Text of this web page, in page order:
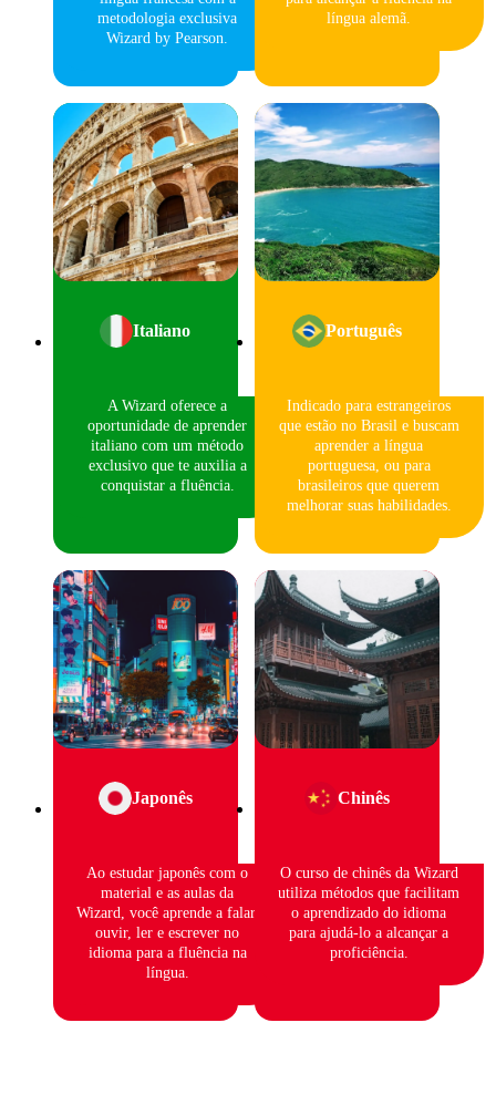
metodologia exclusiva
Wizard by Pearson.
língua alemã.
Italiano
A Wizard oferece a
oportunidade de aprender
italiano com um método
exclusivo que te auxilia a
conquistar a fluência.
Português
Indicado para estrangeiros
que estão no Brasil e buscam
aprender a língua
portuguesa, ou para
brasileiros que querem
melhorar suas habilidades.
Japonês
Ao estudar japonês com o
material e as aulas da
Wizard, você aprende a falar,
ouvir, ler e escrever no
idioma para a fluência na
língua.
Chinês
O curso de chinês da Wizard
utiliza métodos que facilitam
o aprendizado do idioma
para ajudá-lo a alcançar a
proficiência.